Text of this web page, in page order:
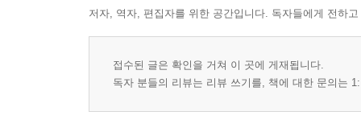
저자, 역자, 편집자를 위한 공간입니다. 독자들에게 전하
접수된 글은 확인을 거쳐 이 곳에 게재됩니다.
독자 분들의 리뷰는 리뷰 쓰기를, 책에 대한 문의는